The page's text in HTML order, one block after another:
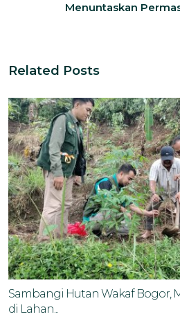
Menuntaskan
Related Posts
Sambangi Hutan Wakaf Bogor,
di Lahan...